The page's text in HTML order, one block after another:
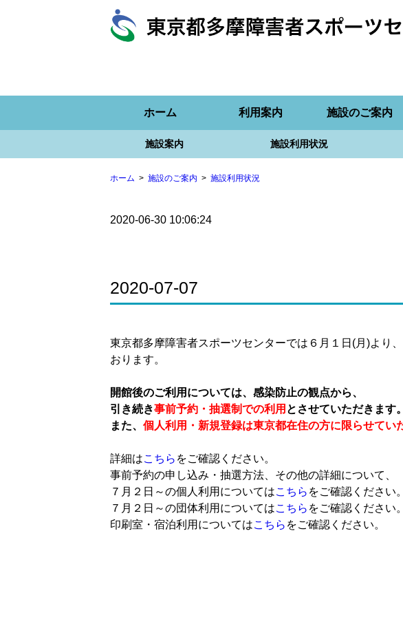
ホーム 利用案内 施設のご案内
施設案内 施設利用状況
ホーム 施設のご案内 施設利用状況
2020-06-30 10:06:24
2020-07-07
東京都多摩障害者スポーツセンターでは６月１日(月)より
おります。
開館後のご利用については、感染防止の観点から、
引き続き事前予約・抽選制での利用 とさせていただきます。
また、 個人利用・新規登録は東京都在住の方に限らせてい
詳細はこちら をご確認ください。
事前予約の申し込み・抽選方法、その他の詳細について、
７月２日～の個人利用についてはこちら をご確認ください。
７月２日～の団体利用についてはこちら をご確認ください。
印刷室・宿泊利用についてはこちら をご確認ください。